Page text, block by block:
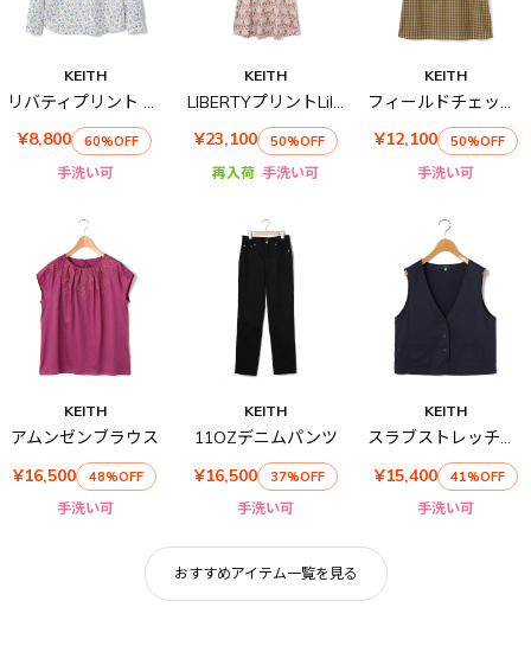
KEITH
リバティプリント シャツブラウス
¥8,800
60%OFF
手洗い可
KEITH
LIBERTYプリントLily Annabellワンピース
¥23,100
50%OFF
再入荷 手洗い可
KEITH
フィールドチェックブラウス
¥12,100
50%OFF
手洗い可
KEITH
アムンゼンブラウス
¥16,500
48%OFF
手洗い可
KEITH
11OZデニムパンツ
¥16,500
37%OFF
手洗い可
KEITH
スラブストレッチベスト
¥15,400
41%OFF
手洗い可
おすすめアイテム一覧を見る